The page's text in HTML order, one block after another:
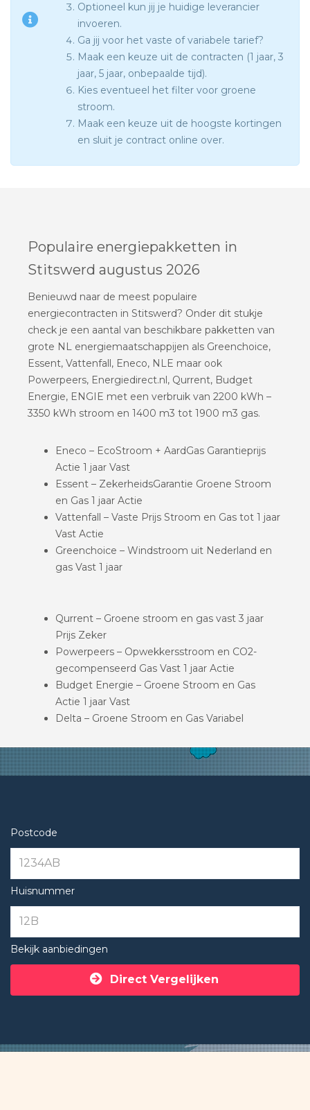
Optioneel kun jij je huidige leverancier
invoeren.
Ga jij voor het vaste of variabele tarief?
Maak een keuze uit de contracten (1 jaar, 3
jaar, 5 jaar, onbepaalde tijd).
Kies eventueel het filter voor groene
stroom.
Maak een keuze uit de hoogste kortingen
en sluit je contract online over.
Populaire energiepakketten in
Stitswerd augustus 2026
Benieuwd naar de meest populaire
energiecontracten in Stitswerd? Onder dit stukje
check je een aantal van beschikbare pakketten van
grote NL energiemaatschappijen als Greenchoice,
Essent, Vattenfall, Eneco, NLE maar ook
Powerpeers, Energiedirect.nl, Qurrent, Budget
Energie, ENGIE met een verbruik van 2200 kWh –
3350 kWh stroom en 1400 m3 tot 1900 m3 gas.
Eneco – EcoStroom + AardGas Garantieprijs
Actie 1 jaar Vast
Essent – ZekerheidsGarantie Groene Stroom
en Gas 1 jaar Actie
Vattenfall – Vaste Prijs Stroom en Gas tot 1 jaar
Vast Actie
Greenchoice – Windstroom uit Nederland en
gas Vast 1 jaar
Qurrent – Groene stroom en gas vast 3 jaar
Prijs Zeker
Powerpeers – Opwekkersstroom en CO2-
gecompenseerd Gas Vast 1 jaar Actie
Budget Energie – Groene Stroom en Gas
Actie 1 jaar Vast
Delta – Groene Stroom en Gas Variabel
Postcode
Huisnummer
Bekijk aanbiedingen
Direct Vergelijken